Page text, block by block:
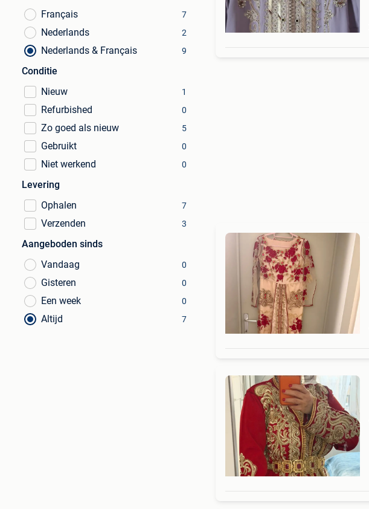
Français
7
Nederlands 2
Nederlands & Français 9
Conditie
Nieuw
1
Refurbished 0
Zo goed als nieuw 5
Gebruikt 0
Niet werkend 0
Levering
Ophalen
7
Verzenden 3
Aangeboden sinds
Vandaag
0
Gisteren 0
Een week 0
Altijd 7